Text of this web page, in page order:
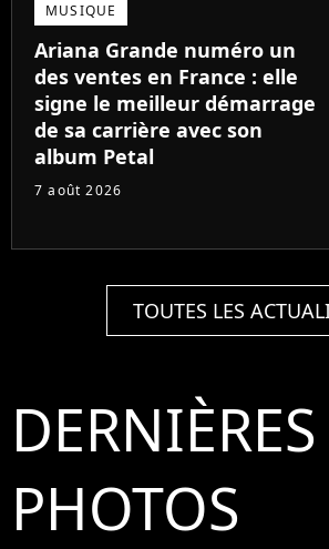
MUSIQUE
Ariana Grande numéro un
des ventes en France : elle
signe le meilleur démarrage
de sa carrière avec son
album Petal
7 août 2026
TOUTES LES
DERNIÈRES
PHOTOS